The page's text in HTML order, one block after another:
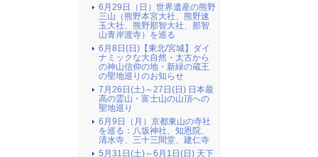
6月29日（日）世界遺産の熊野
三山（熊野本宮大社、熊野速
玉大社、熊野那智大社、那智
山青岸渡寺）を巡る
6月8日(日)【東北/宮城】ダイ
ナミックな大自然・太古から
の神山信仰の地・新緑の蔵王
の聖地巡りのお知らせ
7月26日(土)～27日(日) 日本最
高の霊山・富士山の山頂への
聖地巡り
6月9日（月）京都東山の寺社
を巡る：八坂神社、知恩院、
清水寺、三十三間堂、建仁寺
5月31日(土)～6月1日(日) 天下